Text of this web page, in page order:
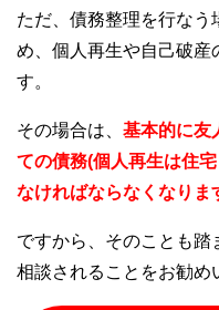
ただ、債務整理を行なう
め、個人再生や自己破産
す。
その場合は、 基本的に友
ての債務(個人再生は住
なければならなくなりま
ですから、そのことも踏
相談されることをお勧め